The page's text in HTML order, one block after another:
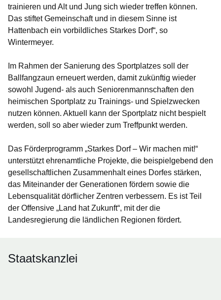
trainieren und Alt und Jung sich wieder treffen können.
Das stiftet Gemeinschaft und in diesem Sinne ist
Hattenbach ein vorbildliches Starkes Dorf“, so
Wintermeyer.
Im Rahmen der Sanierung des Sportplatzes soll der
Ballfangzaun erneuert werden, damit zukünftig wieder
sowohl Jugend- als auch Seniorenmannschaften den
heimischen Sportplatz zu Trainings- und Spielzwecken
nutzen können. Aktuell kann der Sportplatz nicht bespielt
werden, soll so aber wieder zum Treffpunkt werden.
Das Förderprogramm „Starkes Dorf – Wir machen mit!“
unterstützt ehrenamtliche Projekte, die beispielgebend den
gesellschaftlichen Zusammenhalt eines Dorfes stärken,
das Miteinander der Generationen fördern sowie die
Lebensqualität dörflicher Zentren verbessern. Es ist Teil
der Offensive „Land hat Zukunft“, mit der die
Landesregierung die ländlichen Regionen fördert.
Staatskanzlei